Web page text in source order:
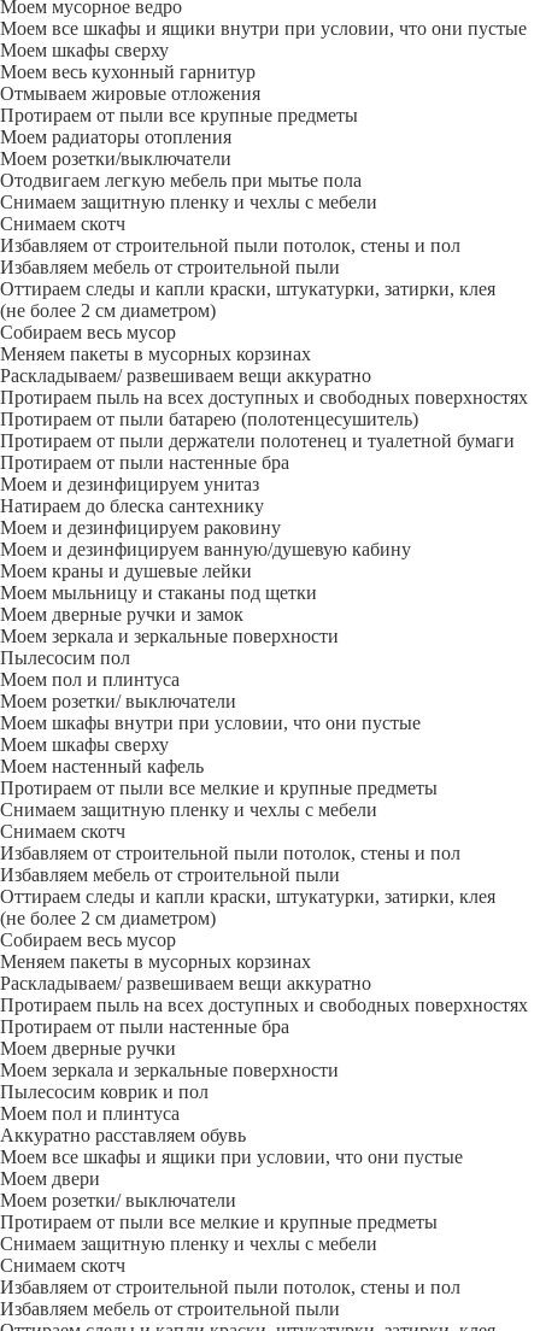
Моем мусорное ведро
Моем все шкафы и ящики внутри при условии, что они пустые
Моем шкафы сверху
Моем весь кухонный гарнитур
Отмываем жировые отложения
Протираем от пыли все крупные предметы
Моем радиаторы отопления
Моем розетки/выключатели
Отодвигаем легкую мебель при мытье пола
Снимаем защитную пленку и чехлы с мебели
Снимаем скотч
Избавляем от строительной пыли потолок, стены и пол
Избавляем мебель от строительной пыли
Оттираем следы и капли краски, штукатурки, затирки, клея
(не более 2 см диаметром)
Собираем весь мусор
Меняем пакеты в мусорных корзинах
Раскладываем/ развешиваем вещи аккуратно
Протираем пыль на всех доступных и свободных поверхностях
Протираем от пыли батарею (полотенцесушитель)
Протираем от пыли держатели полотенец и туалетной бумаги
Протираем от пыли настенные бра
Моем и дезинфицируем унитаз
Натираем до блеска сантехнику
Моем и дезинфицируем раковину
Моем и дезинфицируем ванную/душевую кабину
Моем краны и душевые лейки
Моем мыльницу и стаканы под щетки
Моем дверные ручки и замок
Моем зеркала и зеркальные поверхности
Пылесосим пол
Моем пол и плинтуса
Моем розетки/ выключатели
Моем шкафы внутри при условии, что они пустые
Моем шкафы сверху
Моем настенный кафель
Протираем от пыли все мелкие и крупные предметы
Снимаем защитную пленку и чехлы с мебели
Снимаем скотч
Избавляем от строительной пыли потолок, стены и пол
Избавляем мебель от строительной пыли
Оттираем следы и капли краски, штукатурки, затирки, клея
(не более 2 см диаметром)
Собираем весь мусор
Меняем пакеты в мусорных корзинах
Раскладываем/ развешиваем вещи аккуратно
Протираем пыль на всех доступных и свободных поверхностях
Протираем от пыли настенные бра
Моем дверные ручки
Моем зеркала и зеркальные поверхности
Пылесосим коврик и пол
Моем пол и плинтуса
Аккуратно расставляем обувь
Моем все шкафы и ящики при условии, что они пустые
Моем двери
Моем розетки/ выключатели
Протираем от пыли все мелкие и крупные предметы
Снимаем защитную пленку и чехлы с мебели
Снимаем скотч
Избавляем от строительной пыли потолок, стены и пол
Избавляем мебель от строительной пыли